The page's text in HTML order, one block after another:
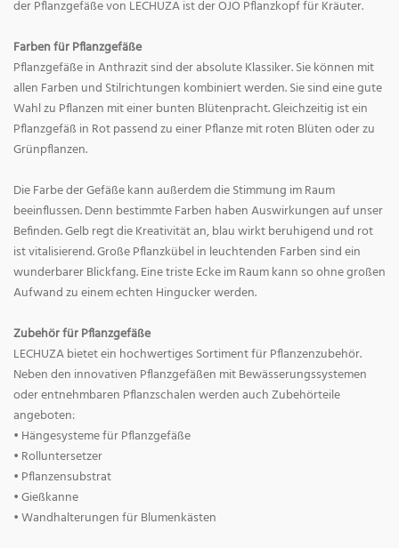
der Pflanzgefäße von LECHUZA ist der OJO Pflanzkopf für Kräuter.
Farben für Pflanzgefäße
Pflanzgefäße in Anthrazit sind der absolute Klassiker. Sie können mit
allen Farben und Stilrichtungen kombiniert werden. Sie sind eine gute
Wahl zu Pflanzen mit einer bunten Blütenpracht. Gleichzeitig ist ein
Pflanzgefäß in Rot passend zu einer Pflanze mit roten Blüten oder zu
Grünpflanzen.
Die Farbe der Gefäße kann außerdem die Stimmung im Raum
beeinflussen. Denn bestimmte Farben haben Auswirkungen auf unser
Befinden. Gelb regt die Kreativität an, blau wirkt beruhigend und rot
ist vitalisierend. Große Pflanzkübel in leuchtenden Farben sind ein
wunderbarer Blickfang. Eine triste Ecke im Raum kann so ohne großen
Aufwand zu einem echten Hingucker werden.
Zubehör für Pflanzgefäße
LECHUZA bietet ein hochwertiges Sortiment für Pflanzenzubehör.
Neben den innovativen Pflanzgefäßen mit Bewässerungssystemen
oder entnehmbaren Pflanzschalen werden auch Zubehörteile
angeboten:
• Hängesysteme für Pflanzgefäße
• Rolluntersetzer
• Pflanzensubstrat
• Gießkanne
• Wandhalterungen für Blumenkästen